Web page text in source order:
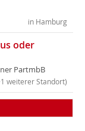
in Hamburg
oder
PartmbB
weiterer Standort)